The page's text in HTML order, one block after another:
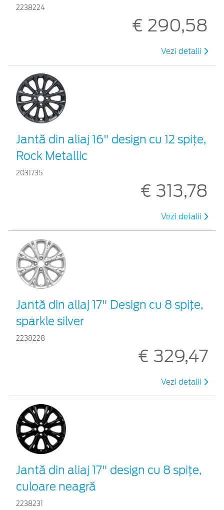
2238224
€ 290,58
Vezi detalii
Jantă din aliaj 16" design cu 12 spițe,
Rock Metallic
2031735
€ 313,78
Vezi detalii
Jantă din aliaj 17" Design cu 8 spiţe,
sparkle silver
2238228
€ 329,47
Vezi detalii
Jantă din aliaj 17" design cu 8 spiţe,
culoare neagră
2238231